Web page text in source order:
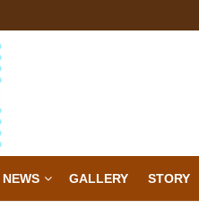
GALLERY STORY